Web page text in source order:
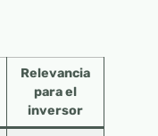
Relevancia
para el
inversor